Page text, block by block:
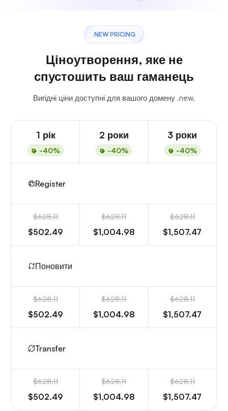
.NEW PRICING
Ціноутворення, яке не
спустошить ваш гаманець
Вигідні ціни доступні для вашого домену .new.
1 рік
-40%
2 роки
-40%
3 роки
-40%
Register
$628.11
$502.49
$628.11
$1,004.98
$628.11
$1,507.47
Поновити
$628.11
$502.49
$628.11
$1,004.98
$628.11
$1,507.47
Transfer
$628.11
$502.49
$628.11
$1,004.98
$628.11
$1,507.47